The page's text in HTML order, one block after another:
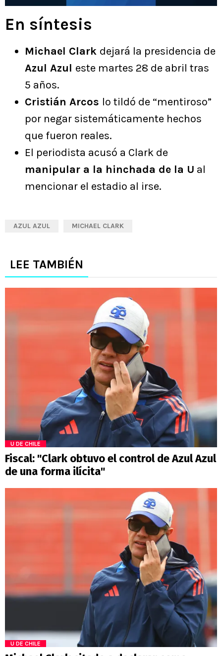
En síntesis
Michael Clark dejará la presidencia de
Azul Azul este martes 28 de abril tras
5 años.
Cristián Arcos lo tildó de “mentiroso”
por negar sistemáticamente hechos
que fueron reales.
El periodista acusó a Clark de
manipular a la hinchada de la U al
mencionar el estadio al irse.
AZUL AZUL MICHAEL CLARK
LEE TAMBIÉN
U DE CHILE
Fiscal: "Clark obtuvo el control de Azul Azul
de una forma ilícita"
U DE CHILE